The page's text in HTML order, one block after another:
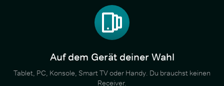
Auf dem Gerät deiner Wahl
Tablet, PC, Konsole, Smart TV oder Handy. Du brauchst keinen
Receiver.